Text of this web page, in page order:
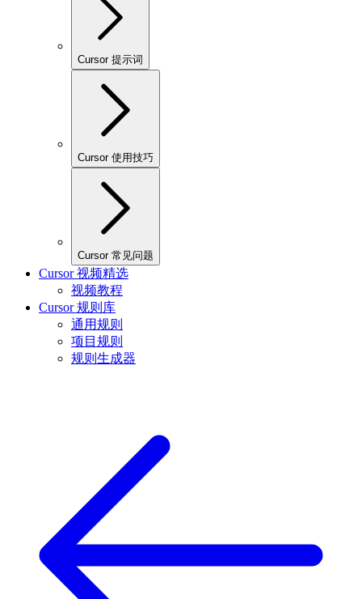
Cursor 提示词
Cursor 使用技巧
Cursor 常见问题
Cursor 视频精选
视频教程
Cursor 规则库
通用规则
项目规则
规则生成器